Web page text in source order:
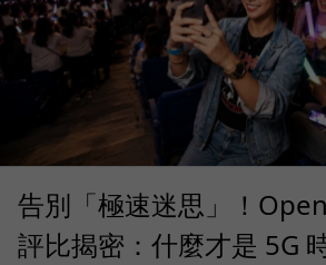
告別「極速迷思」！
評比揭密：什麼才是 5G